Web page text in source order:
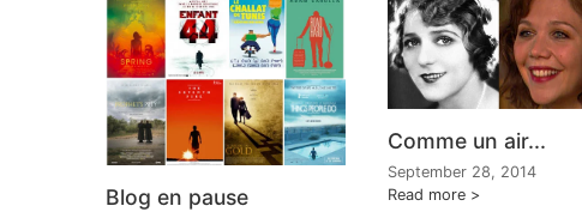
Blog en pause
Comme un air...
September 28, 2014
Read more